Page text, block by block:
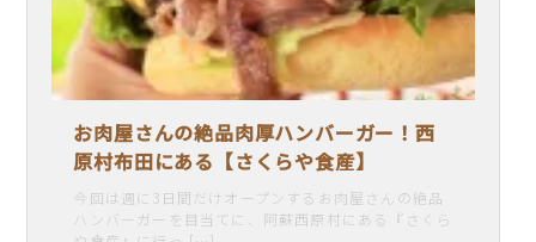
お肉屋さんの絶品肉厚ハンバーガー！西
原村布田にある【さくらや食産】
今回は週に3日間だけオープンするお肉屋さんの絶品
ハンバーガーを目当てに、阿蘇西原村にある『さくら